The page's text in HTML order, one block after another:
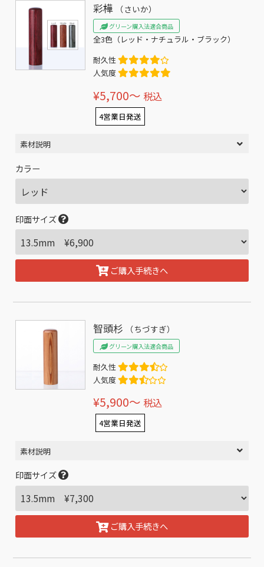
彩樺 （さいか）
グリーン購入法適合商品
全3色（レッド・ナチュラル・ブラック）
耐久性
人気度
¥5,700〜 税込
4営業日発送
素材説明
カラー
印面サイズ
ご購入手続きへ
智頭杉 （ちづすぎ）
グリーン購入法適合商品
耐久性
人気度
¥5,900〜 税込
4営業日発送
素材説明
印面サイズ
ご購入手続きへ